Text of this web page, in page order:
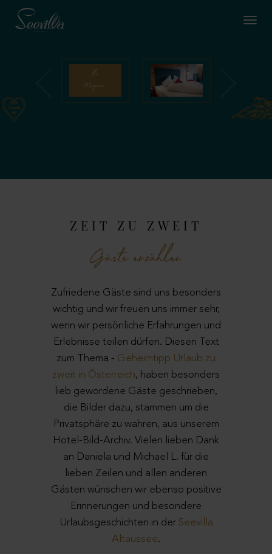
ZEIT ZU ZWEIT
Gäste erzählen
Zufriedene Gäste sind uns besonders
wichtig und wir freuen uns immer sehr,
wenn wir persönliche Erfahrungen und
Erlebnisse teilen dürfen. Diesen Text
zum Thema - Geheimtipp Urlaub zu
zweit in Österreich, haben besonders
lieb gewordene Gäste geschrieben,
die Bilder dazu, stammen um die
Privatsphäre zu wahren, aus unserem
Hotel-Bild-Archiv. Vielen lieben Dank
an Daniela und Michael L. für die
lieben Zeilen und allen anderen
Gästen wünschen wir ebenso positive
Erinnerungen und besondere
Urlaubsgeschichten in der Seevilla
Altaussee.